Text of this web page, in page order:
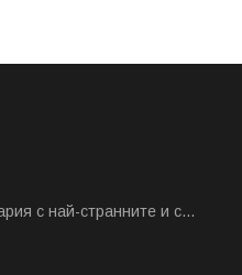
с най-странните и с...